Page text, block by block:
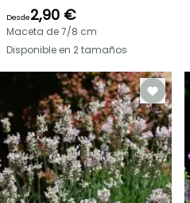
Desde2,90 €
Maceta de 7/8 cm
Disponible en 2 tamaños